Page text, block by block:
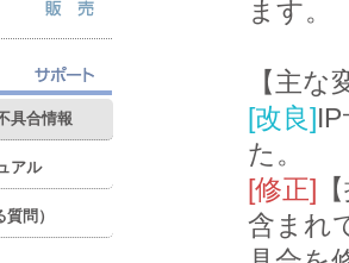
具合情報
アル
問）
ます。
【主な
[改良]
た。
[修正]
含まれ